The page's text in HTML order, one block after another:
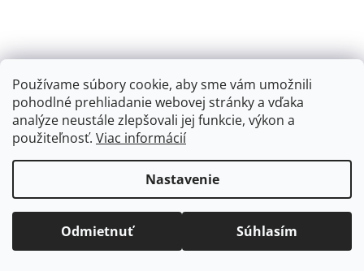
Používame súbory cookie, aby sme vám umožnili
pohodlné prehliadanie webovej stránky a vďaka
analýze neustále zlepšovali jej funkcie, výkon a
použiteľnosť. Viac informácií
Nastavenie
Odmietnuť Súhlasím
INFORMÁCIE PRE VÁS
Obchodné podmienky